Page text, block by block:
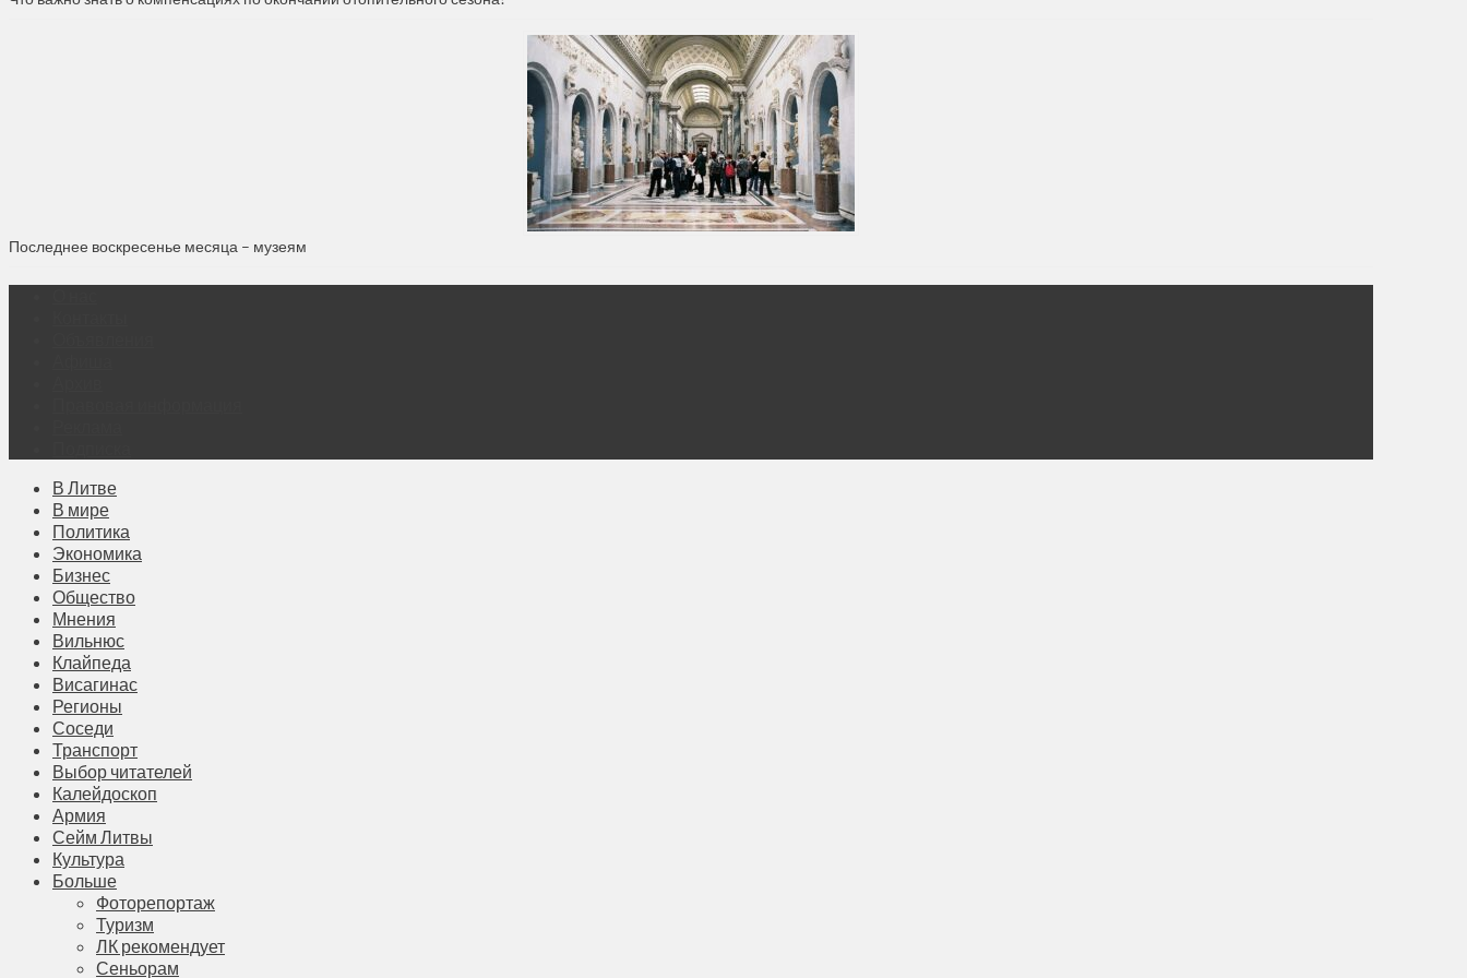
Последнее воскресенье месяца – музеям
В Литве
В мире
Политика
Экономика
Бизнес
Общество
Мнения
Вильнюс
Клайпеда
Висагинас
Регионы
Соседи
Транспорт
Выбор читателей
Калейдоскоп
Армия
Сейм Литвы
Культура
Больше
Фоторепортаж
Туризм
ЛК рекомендует
Сеньорам